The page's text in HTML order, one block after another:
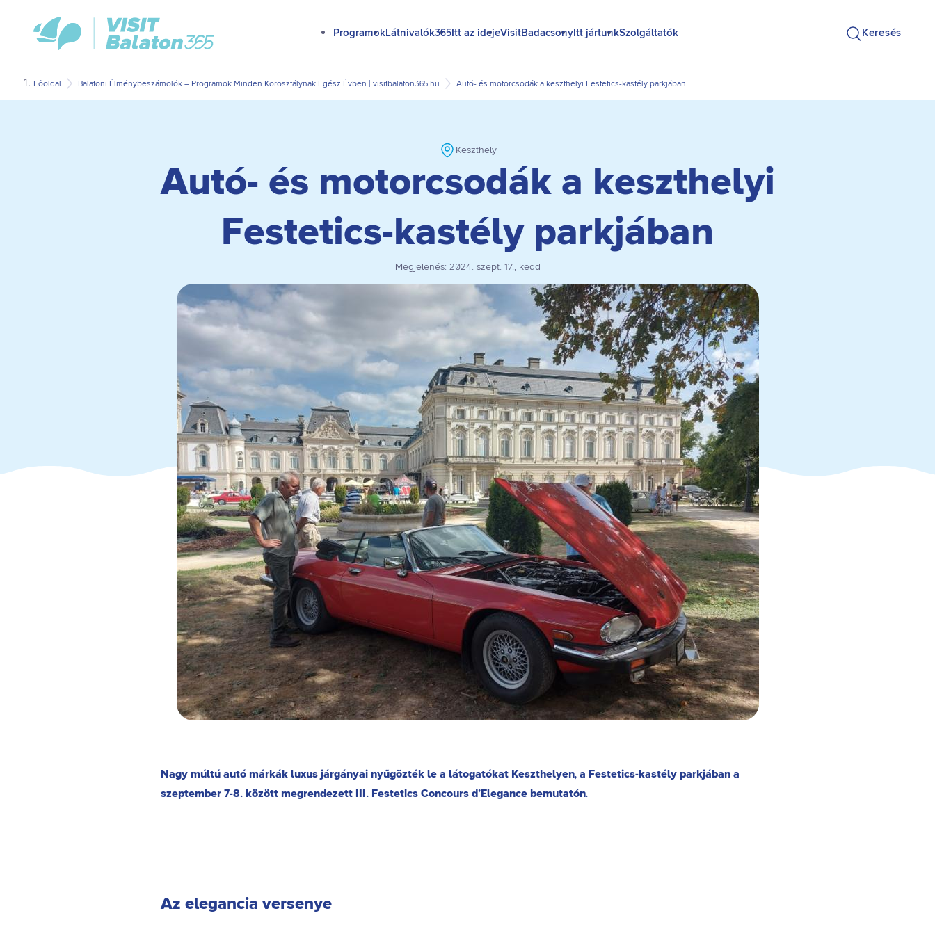
tartalomra
VisitBalaton365
kezdőlap
ProgramokLátnivalók365Itt az idejeVisitBadacsonyItt jártunkSzolgáltatók Keresés
Főoldal Balatoni Élménybeszámolók – Programok Minden Korosztálynak Egész Évben | visitbalaton365.hu Autó- és motorcsodák a keszthelyi Festetics-kastély parkjában
Keszthely
Autó- és motorcsodák a keszthelyi
Festetics-kastély parkjában
Megjelenés: 2024. szept. 17., kedd
Nagy múltú autó márkák luxus járgányai nyűgözték le a látogatókat Keszthelyen, a Festetics-kastély parkjában a
szeptember 7-8. között megrendezett III. Festetics Concours d’Elegance bemutatón.
Az elegancia versenye